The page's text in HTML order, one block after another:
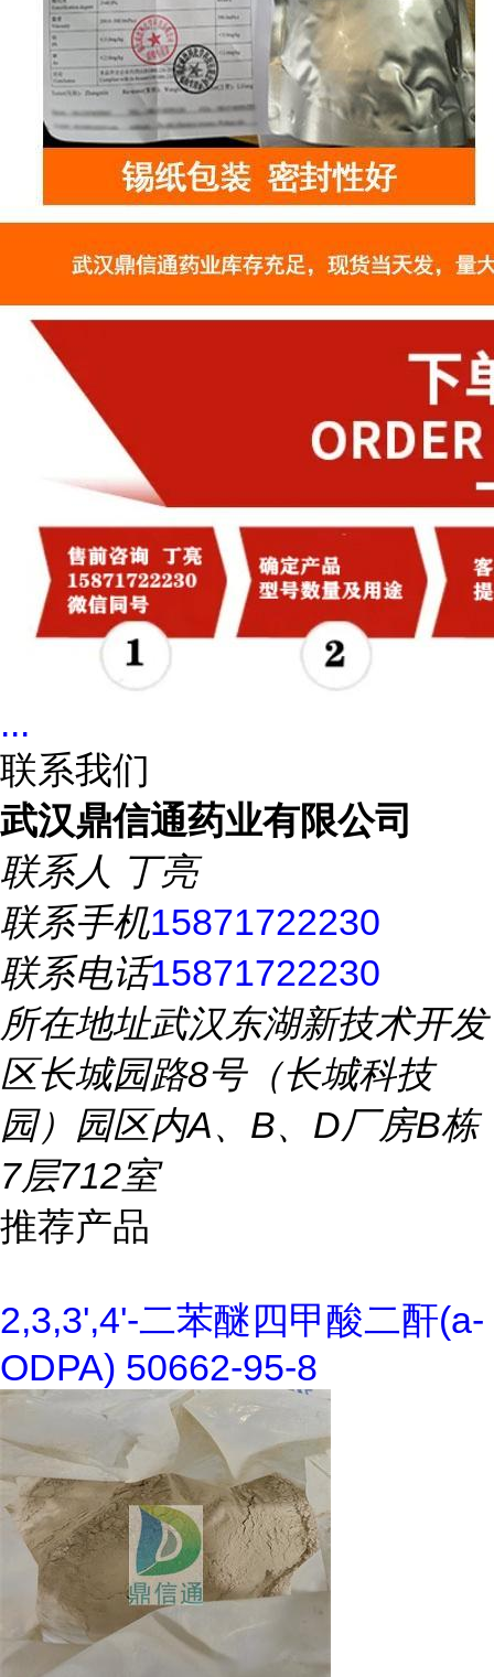
...
联系我们
武汉鼎信通药业有限公司
联系人 丁亮
联系手机15871722230
联系电话15871722230
所在地址武汉东湖新技术开发
区长城园路8号（长城科技
园）园区内A、B、D厂房B栋
7层712室
推荐产品
2,3,3',4'-二苯醚四甲酸二酐(a-
ODPA) 50662-95-8